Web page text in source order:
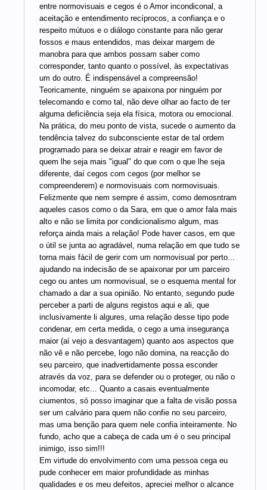
entre normovisuais e cegos é o Amor incondiconal, a
aceitação e entendimento recíprocos, a confiança e o
respeito mútuos e o diálogo constante para não gerar
fossos e maus entendidos, mas deixar margem de
manobra para que ambos possam saber como
corresponder, tanto quanto o possível, às expectativas
um do outro. É indispensável a compreensão!
Teoricamente, ninguém se apaixona por ninguém por
telecomando e como tal, não deve olhar ao facto de ter
alguma deficiência seja ela física, motora ou emocional.
Na prática, do meu ponto de vista, sucede o aumento da
tendência talvez do subconsciente estar de tal ordem
programado para se deixar atrair e reagir em favor de
quem lhe seja mais "igual" do que com o que lhe seja
diferente, daí cegos com cegos (por melhor se
compreenderem) e normovisuais com normovisuais.
Felizmente que nem sempre é assim, como demosntram
aqueles casos como o da Sara, em que o amor fala mais
alto e não se limita por condicionalismo algum, mas
reforça ainda mais a relação! Pode haver casos, em que
o útil se junta ao agradável, numa relação em que tudo se
torna mais fácil de gerir com um normovisual por perto...
ajudando na indecisão de se apaixonar por um parceiro
cego ou antes um normovisual, se o esquema mental for
chamado a dar a sua opinião. No entanto, segundo pude
perceber a parti de alguns registos aqui e ali, que
inclusivamente li algures, uma relação desse tipo pode
condenar, em certa medida, o cego a uma insegurança
maior (aí vejo a desvantagem) quanto aos aspectos que
não vê e não percebe, logo não domina, na reacção do
seu parceiro, que inadvertidamente possa esconder
através da voz, para se defender ou o proteger, ou não o
incomodar, etc... Quanto a casais eventualmente
ciumentos, só posso imaginar que a falta de visão possa
ser um calvário para quem não confie no seu parceiro,
mas uma benção para quem nele confia inteiramente. No
fundo, acho que a cabeça de cada um é o seu principal
inimigo, isso sim!!!
Em virtude do envolvimento com uma pessoa cega eu
pude conhecer em maior profundidade as minhas
qualidades e os meu defeitos, apreciei melhor o alcance